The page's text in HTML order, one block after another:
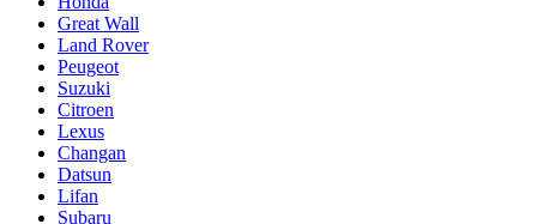
Great Wall
Land Rover
Peugeot
Suzuki
Citroen
Lexus
Changan
Datsun
Lifan
Subaru